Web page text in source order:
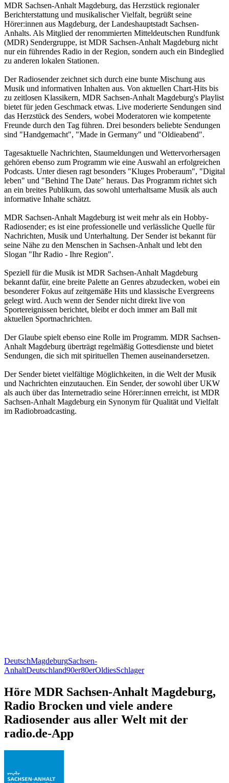
MDR Sachsen-Anhalt Magdeburg, das Herzstück regionaler
Berichterstattung und musikalischer Vielfalt, begrüßt seine
Hörer:innen aus Magdeburg, der Landeshauptstadt Sachsen-
Anhalts. Als Mitglied der renommierten Mitteldeutschen Rundfunk
(MDR) Sendergruppe, ist MDR Sachsen-Anhalt Magdeburg nicht
nur ein führendes Radio in der Region, sondern auch ein Bindeglied
zu anderen lokalen Stationen.
Der Radiosender zeichnet sich durch eine bunte Mischung aus
Musik und informativen Inhalten aus. Von aktuellen Chart-Hits bis
zu zeitlosen Klassikern, MDR Sachsen-Anhalt Magdeburg's Playlist
bietet für jeden Geschmack etwas. Live moderierte Sendungen sind
das Herzstück des Senders, wobei Moderatoren wie kompetente
Freunde durch den Tag führen. Drei besonders beliebte Sendungen
sind "Handgemacht", "Made in Germany" und "Oldieabend".
Tagesaktuelle Nachrichten, Staumeldungen und Wettervorhersagen
gehören ebenso zum Programm wie eine Auswahl an erfolgreichen
Podcasts. Unter diesen ragt besonders "Kluges Proberaum", "Digital
leben" und "Behind The Date" heraus. Das Programm richtet sich
an ein breites Publikum, das sowohl unterhaltsame Musik als auch
informative Inhalte schätzt.
MDR Sachsen-Anhalt Magdeburg ist weit mehr als ein Hobby-
Radiosender; es ist eine professionelle und verlässliche Quelle für
Nachrichten, Musik und Unterhaltung. Der Sender ist bekannt für
seine Nähe zu den Menschen in Sachsen-Anhalt und lebt den
Slogan "Ihr Radio - Ihre Region".
Speziell für die Musik ist MDR Sachsen-Anhalt Magdeburg
bekannt dafür, eine breite Palette an Genres abzudecken, wobei ein
besonderer Fokus auf zeitgemäße Hits und klassische Evergreens
gelegt wird. Auch wenn der Sender nicht direkt live von
Sportereignissen berichtet, bleibt er doch immer am Ball mit
aktuellen Sportnachrichten.
Der Glaube spielt ebenso eine Rolle im Programm. MDR Sachsen-
Anhalt Magdeburg überträgt regelmäßig Gottesdienste und bietet
Sendungen, die sich mit spirituellen Themen auseinandersetzen.
Der Sender bietet vielfältige Möglichkeiten, in die Welt der Musik
und Nachrichten einzutauchen. Ein Sender, der sowohl über UKW
als auch über das Internetradio seine Hörer:innen erreicht, ist MDR
Sachsen-Anhalt Magdeburg ein Synonym für Qualität und Vielfalt
im Radiobroadcasting.
DeutschMagdeburgSachsen-
AnhaltDeutschland90er80erOldiesSchlager
Höre MDR Sachsen-Anhalt Magdeburg,
Radio Brocken und viele andere
Radiosender aus aller Welt mit der
radio.de-App